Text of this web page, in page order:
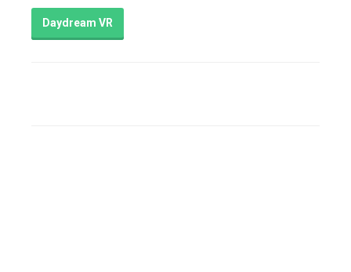
Daydream VR